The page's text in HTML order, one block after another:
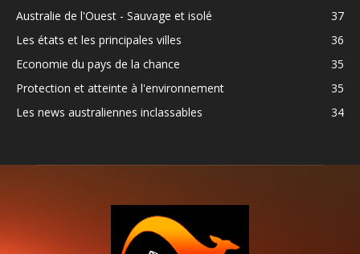
Australie de l'Ouest - Sauvage et isolé
37
Les états et les principales villes
36
Economie du pays de la chance
35
Protection et atteinte à l'environnement
35
Les news australiennes inclassables
34